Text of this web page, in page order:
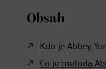
Obsah
Kdo je Abbey
Co je metoda